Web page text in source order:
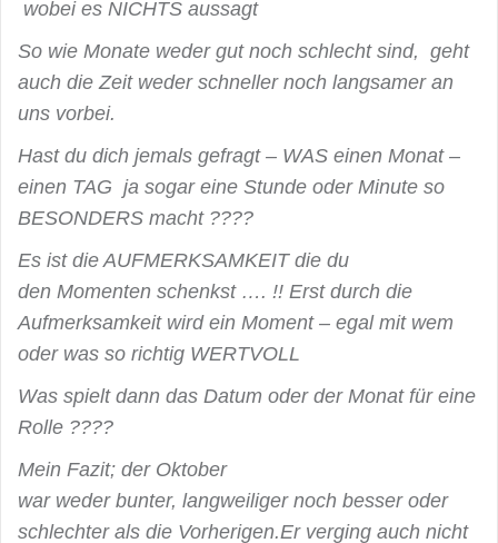
wobei es NICHTS aussagt
So wie Monate weder gut noch schlecht sind, geht
auch die Zeit weder schneller noch langsamer an
uns vorbei.
Hast du dich jemals gefragt – WAS einen Monat –
einen TAG ja sogar eine Stunde oder Minute so
BESONDERS macht ????
Es ist die AUFMERKSAMKEIT die du
den Momenten schenkst …. !! Erst durch die
Aufmerksamkeit wird ein Moment – egal mit wem
oder was so richtig WERTVOLL
Was spielt dann das Datum oder der Monat für eine
Rolle ????
Mein Fazit; der Oktober
war weder bunter, langweiliger noch besser oder
schlechter als die Vorherigen.Er verging auch nicht